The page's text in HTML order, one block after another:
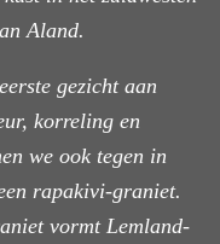
Aland.
gezicht aan
korreling en
we ook tegen in
rapakivi-graniet.
vormt Lemland-